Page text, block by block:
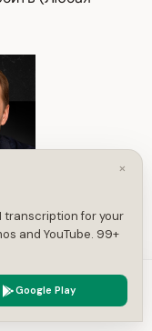
которую нужно
×
transcription for your
and YouTube. 99+
Google Play